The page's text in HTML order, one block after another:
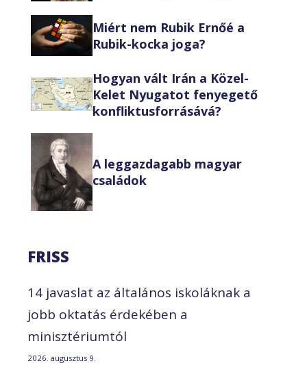
Miért nem Rubik Ernőé a
Rubik-kocka joga?
Hogyan vált Irán a Közel-
Kelet Nyugatot fenyegető
konfliktusforrásává?
A leggazdagabb magyar
családok
FRISS
14 javaslat az általános iskoláknak a
jobb oktatás érdekében a
minisztériumtól
2026. augusztus 9.